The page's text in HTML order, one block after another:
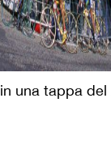
una tappa